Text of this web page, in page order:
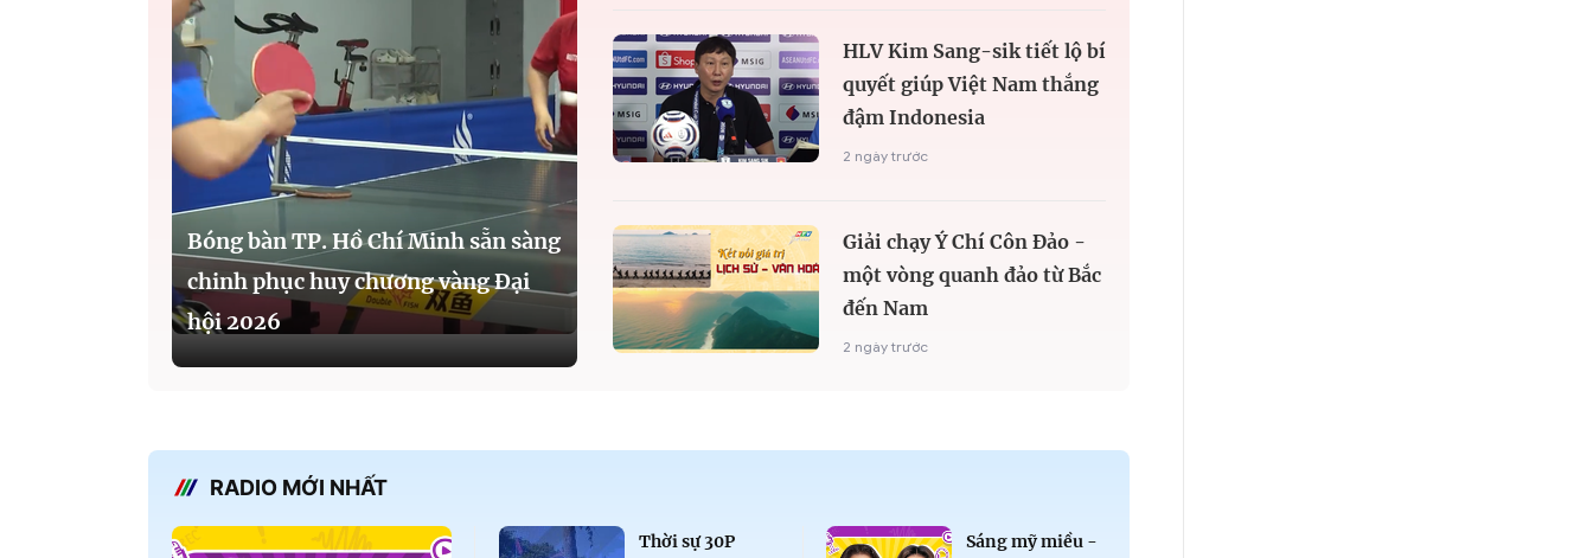
Bóng bàn TP. Hồ Chí Minh sẵn sàng
chinh phục huy chương vàng Đại
hội 2026
HLV Kim Sang-sik tiết lộ bí
quyết giúp Việt Nam thắng
đậm Indonesia
2 ngày trước
Giải chạy Ý Chí Côn Đảo -
một vòng quanh đảo từ Bắc
đến Nam
2 ngày trước
RADIO MỚI NHẤT
Thời sự 30P
Sáng mỹ miều -